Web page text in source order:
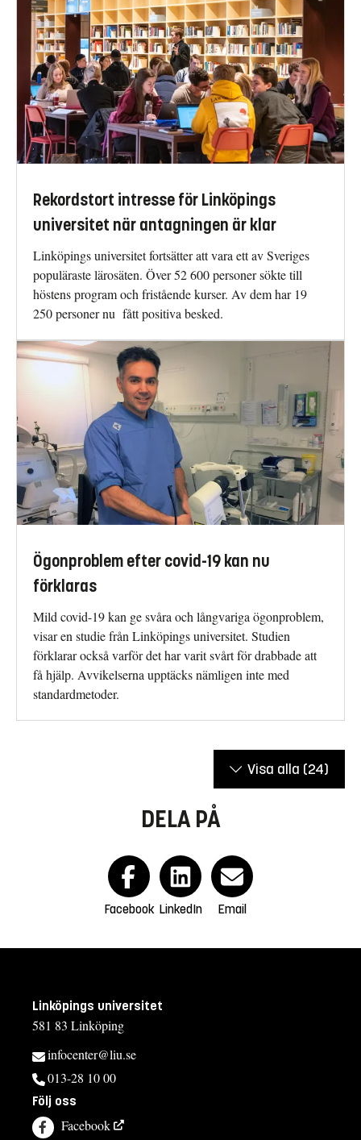
Rekordstort intresse för Linköpings
universitet när antagningen är klar
Linköpings universitet fortsätter att vara ett av Sveriges
populäraste lärosäten. Över 52 600 personer sökte till
höstens program och fristående kurser. Av dem har 19
250 personer nu fått positiva besked.
Ögonproblem efter covid-19 kan nu
förklaras
Mild covid-19 kan ge svåra och långvariga ögonproblem,
visar en studie från Linköpings universitet. Studien
förklarar också varför det har varit svårt för drabbade att
få hjälp. Avvikelserna upptäcks nämligen inte med
standardmetoder.
Visa alla (24)
DELA PÅ
Facebook LinkedIn Email
Linköpings universitet
581 83 Linköping
infocenter@liu.se
013-28 10 00
Följ oss
Facebook